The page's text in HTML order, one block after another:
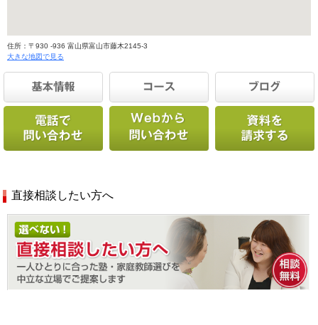
住所：〒930 -936 富山県富山市藤木2145-3
大きな地図で見る
直接相談したい方へ